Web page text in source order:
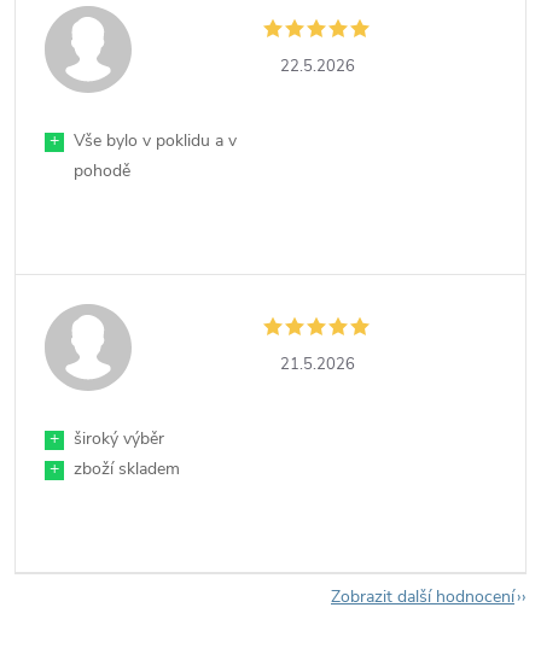
22.5.2026
+
Vše bylo v poklidu a v
pohodě
21.5.2026
+
široký výběr
+
zboží skladem
Zobrazit další hodnocení